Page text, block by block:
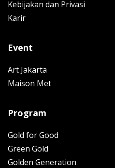
Kebijakan dan Privasi
Karir
Event
Art Jakarta
Maison Met
Program
Gold for Good
Green Gold
Golden Generation